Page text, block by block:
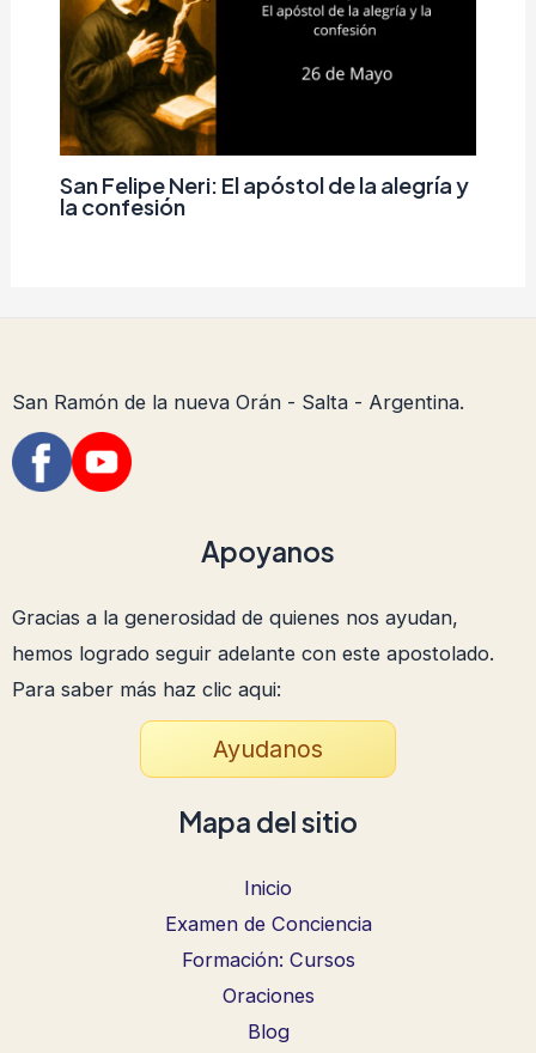
San Felipe Neri: El apóstol de la alegría y
la confesión
San Ramón de la nueva Orán - Salta - Argentina.
Apoyanos
Gracias a la generosidad de quienes nos ayudan,
hemos logrado seguir adelante con este apostolado.
Para saber más haz clic aqui:
Ayudanos
Mapa del sitio
Inicio
Examen de Conciencia
Formación: Cursos
Oraciones
Blog